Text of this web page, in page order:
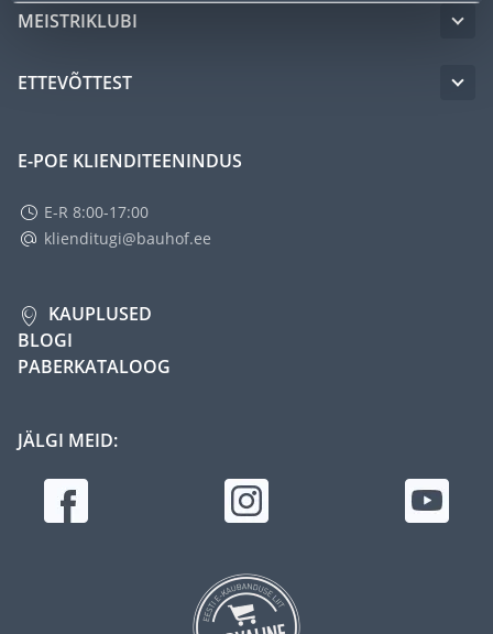
MEISTRIKLUBI
ETTEVÕTTEST
E-POE KLIENDITEENINDUS
E-R 8:00-17:00
klienditugi@bauhof.ee
KAUPLUSED
BLOGI
PABERKATALOOG
JÄLGI MEID: